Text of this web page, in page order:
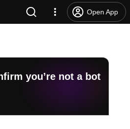
Open App
you’re not a bot